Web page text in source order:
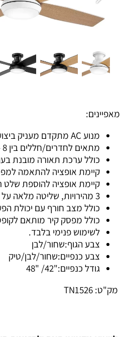
מאפיינים:
מנוע AC מתקדם מעניק ביצועים שקטים ואמינות.
מתאים לחדרים/חללים בין 8 – 13 מ”ר.
כולל ערכת תאורה מובנת בעוצמה
קיימת אופציה להתאמה
קיימת אופציה להוספת
3 מהירויות, שליטה מלאה על ידי בורר מהירות.
כולל מצב חורף עם יכולת
כולל מפסק קיר מותאם לקופסא
לשימוש פנימי בלבד.
צבע הגוף:שחור/לבן
צבע כנפיים:שחור/לבן/טיק
גודל כנפיים:"42/ "48
מק"ט: TN1526